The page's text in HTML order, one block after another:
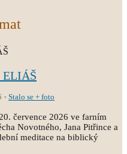
ELIÁŠ
Stalo se + foto
července 2026 ve farním
Novotného, Jana Pitřince a
meditace na biblický